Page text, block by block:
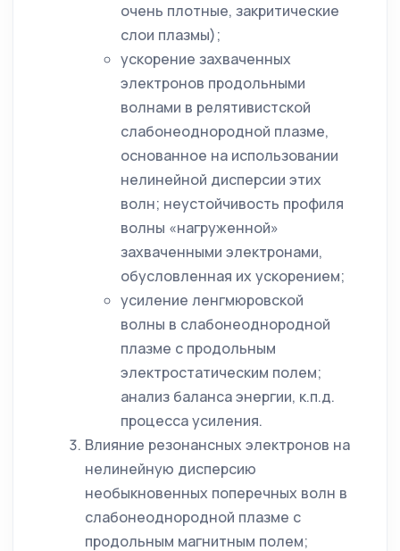
очень плотные, закритические
слои плазмы);
ускорение захваченных
электронов продольными
волнами в релятивистской
слабонеоднородной плазме,
основанное на использовании
нелинейной дисперсии этих
волн; неустойчивость профиля
волны «нагруженной»
захваченными электронами,
обусловленная их ускорением;
усиление ленгмюровской
волны в слабонеоднородной
плазме с продольным
электростатическим полем;
анализ баланса энергии, к.п.д.
процесса усиления.
Влияние резонансных электронов на
нелинейную дисперсию
необыкновенных поперечных волн в
слабонеоднородной плазме с
продольным магнитным полем;